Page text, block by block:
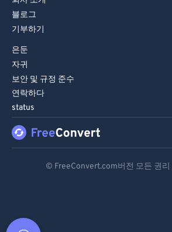
블로그
기부하기
은둔
자귀
보안 및 규정 준수
연락하다
status
© FreeConvert.com버전 모든 권